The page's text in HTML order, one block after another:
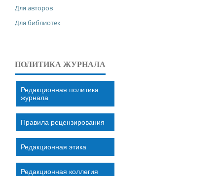
Для авторов
Для библиотек
ПОЛИТИКА ЖУРНАЛА
Редакционная политика
журнала
Правила рецензирования
Редакционная этика
Редакционная коллегия